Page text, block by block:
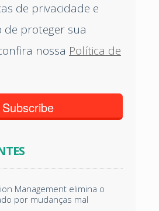
de privacidade e
de proteger sua
nossa Política de
Management elimina o
por mudanças mal